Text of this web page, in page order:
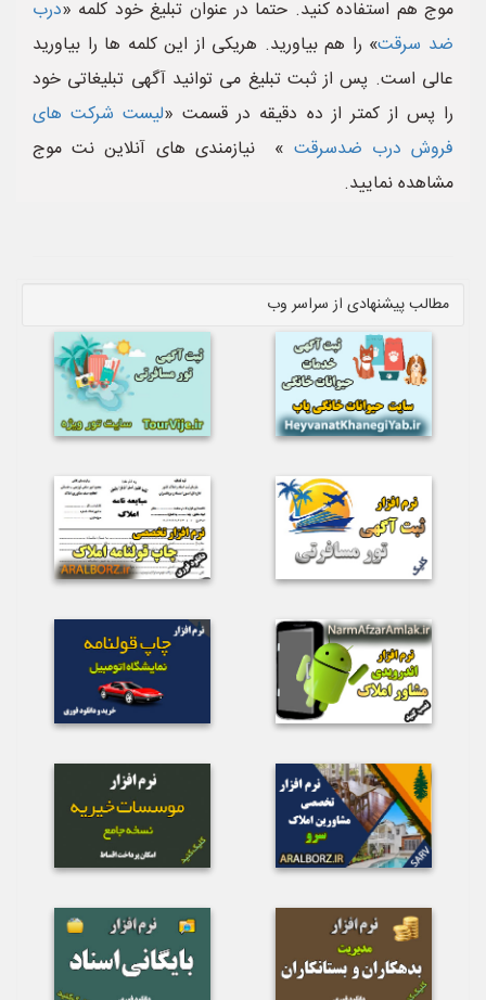
موج هم استفاده کنید. حتما در عنوان تبلیغ خود کلمه «درب
ضد سرقت» را هم بیاورید. هریکی از این کلمه ها را بیاورید
عالی است. پس از ثبت تبلیغ می توانید آگهی تبلیغاتی خود
را پس از کمتر از ده دقیقه در قسمت «لیست شرکت های
فروش درب ضدسرقت » نیازمندی های آنلاین نت موج
مشاهده نمایید.
مطالب پیشنهادی از سراسر وب